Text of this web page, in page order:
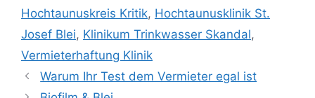
Hochtaunuskreis Kritik, Hochtaunusklinik St.
Josef Blei, Klinikum Trinkwasser Skandal,
Vermieterhaftung Klinik
Warum Ihr Test dem Vermieter egal ist